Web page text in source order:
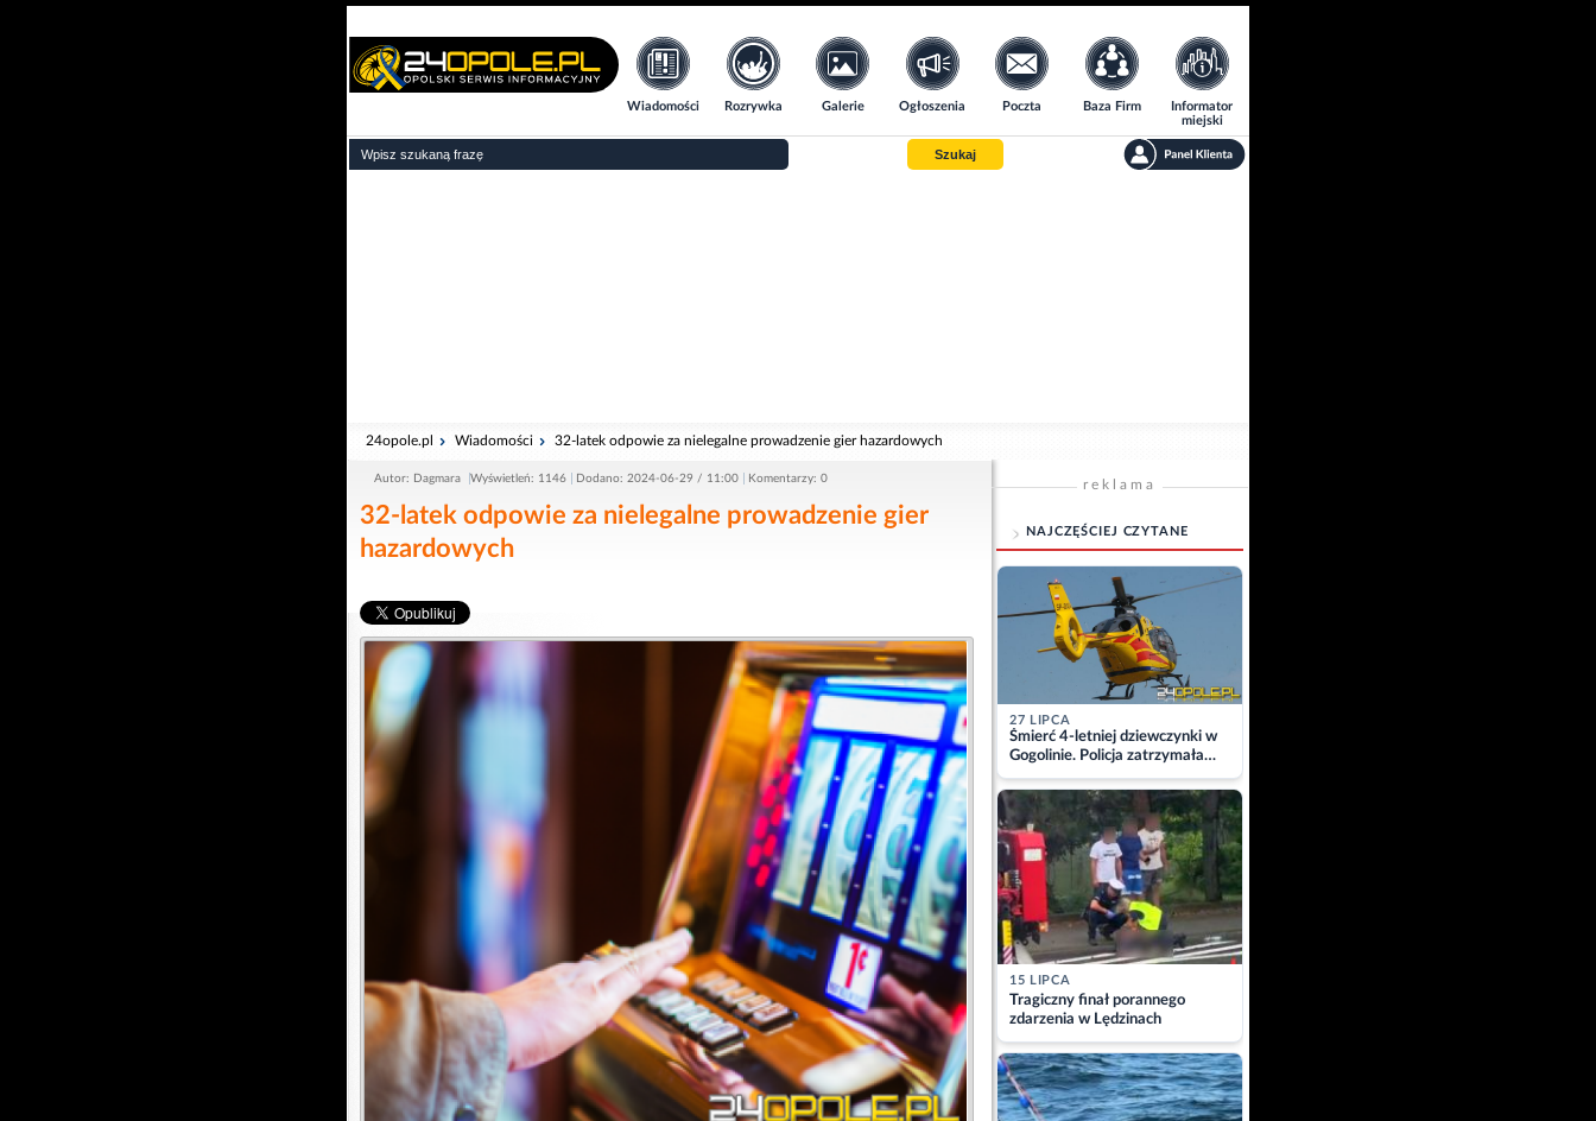
Wiadomości Rozrywka Galerie Ogłoszenia Poczta Baza Firm
Informator
miejski
Szukaj
24opole.pl Wiadomości 32-latek odpowie za nielegalne prowadzenie gier hazardowych
Autor: Dagmara Wyświetleń: 1146 Dodano: 2024-06-29 / 11:00 Komentarzy: 0
32-latek odpowie za nielegalne prowadzenie gier
hazardowych
reklama
NAJCZĘŚCIEJ CZYTANE
27 LIPCA
Śmierć 4-letniej dziewczynki w
Gogolinie. Policja zatrzymała
matkę
15 LIPCA
Tragiczny finał porannego
zdarzenia w Lędzinach